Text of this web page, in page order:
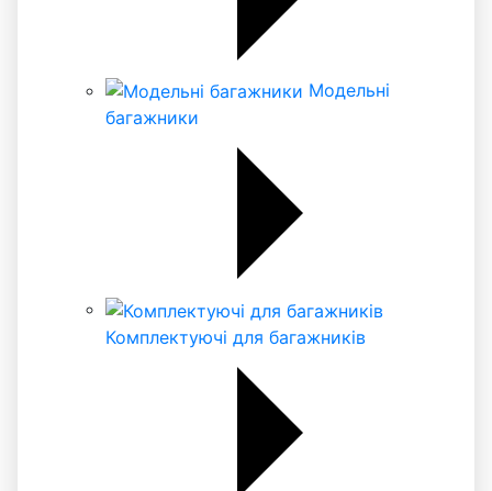
Модельні
багажники
Комплектуючі для багажників